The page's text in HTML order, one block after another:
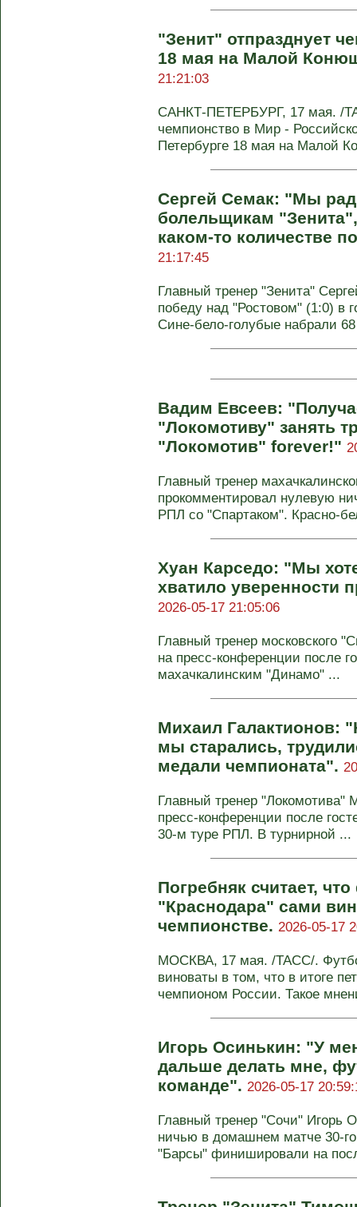
"Зенит" отпразднует
18 мая на Малой
21:21:03
САНКТ-ПЕТЕРБУРГ, 17 мая. /
чемпионство в Мир -
Петербурге 18 мая на Малой
Сергей Семак: "Мы
болельщикам
каком-то количестве
21:17:45
Главный тренер "Зенита"
победу над "Ростовом" (1:0) в
Сине-бело-голубые набрали 68
Вадим Евсеев:
"Локомотиву" занять
"Локомотив" forever!"
Главный тренер
прокомментировал нулевую
РПЛ со "Спартаком". Красно-
Хуан Карседо: "Мы
хватило уверенности
2026-05-17 21:05:06
Главный тренер московского
на пресс-конференции после
махачкалинским "Динамо" ...
Михаил Галактионов:
мы старались,
медали чемпионата".
Главный тренер "Локомотива"
пресс-конференции после
30-м туре РПЛ. В турнирной ...
Погребняк считает,
"Краснодара" сами
чемпионстве. 2026-05-17
МОСКВА, 17 мая. /ТАСС/.
виноваты в том, что в итоге
чемпионом России. Такое
Игорь Осинькин: "У
дальше делать мне,
команде". 2026-05-17
Главный тренер "Сочи" Игорь
ничью в домашнем матче 30-
"Барсы" финишировали на